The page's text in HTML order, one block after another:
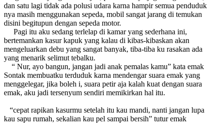
dan satu lagi tidak ada polusi udara karna hampir semua penduduk
nya masih menggunakan sepeda, mobil sangat jarang di temukan
disini begitupun dengan sepeda motor.
Pagi itu aku sedang terlelap di kamar yang sederhana ini,
bertemankan kasur kapuk yang kalau di kibas-kibaskan akan
mengeluarkan debu yang sangat banyak, tiba-tiba ku rasakan ada
yang menarik selimut tebalku.
“ Nur, ayo bangun, jangan jadi anak pemalas kamu” kata emak
Sontak membuatku terduduk karna mendengar suara emak yang
menggelegar, jika boleh i, suara petir aja kalah kuat dengan suara
emak, aku jadi tersenyum sendiri memikirkan hal itu.
“cepat rapikan kasurmu setelah itu kau mandi, nanti jangan lupa
kau sapu rumah, sekalian kau pel sampai bersih” tutur emak